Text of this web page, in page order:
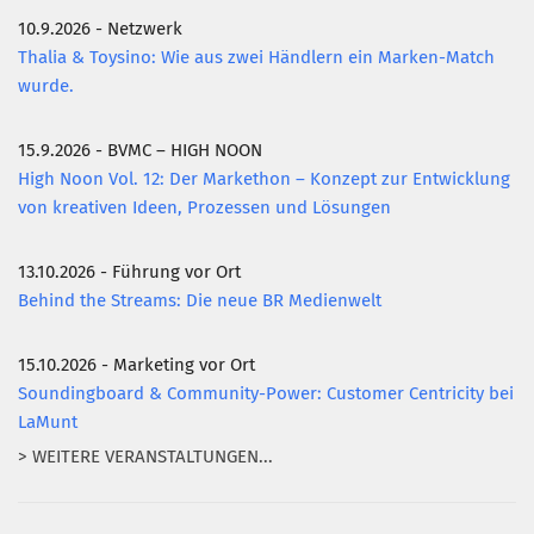
10.9.2026 - Netzwerk
Thalia & Toysino: Wie aus zwei Händlern ein Marken-Match
wurde.
15.9.2026 - BVMC – HIGH NOON
High Noon Vol. 12: Der Markethon – Konzept zur Entwicklung
von kreativen Ideen, Prozessen und Lösungen
13.10.2026 - Führung vor Ort
Behind the Streams: Die neue BR Medienwelt
15.10.2026 - Marketing vor Ort
Soundingboard & Community-Power: Customer Centricity bei
LaMunt
> WEITERE VERANSTALTUNGEN...